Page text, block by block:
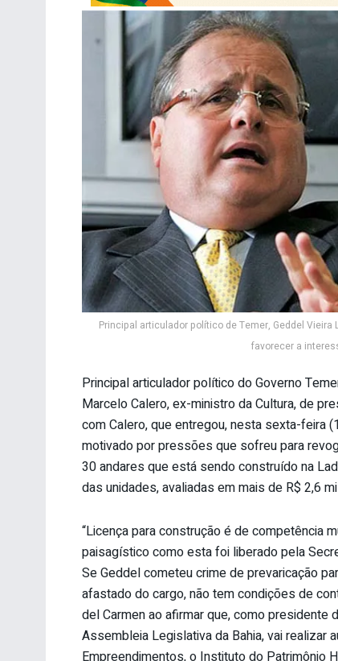
Principal articulador político de Temer, Geddel
favorecer a
Principal articulador político do Governo
Marcelo Calero, ex-ministro da Cultura, de
com Calero, que entregou, nesta sexta-feira
motivado por pressões que sofreu para
30 andares que está sendo construído na
das unidades, avaliadas em mais de R$ 2,6
“Licença para construção é de competência
paisagístico como esta foi liberado pela
Se Geddel cometeu crime de prevaricação
afastado do cargo, não tem condições de
del Carmen ao afirmar que, como
Assembleia Legislativa da Bahia, vai realizar
Empreendimentos, o Instituto do Patrimônio